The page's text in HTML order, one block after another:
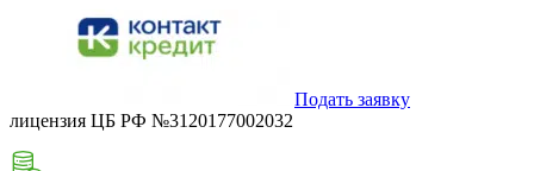
Подать заявку
лицензия ЦБ РФ №3120177002032